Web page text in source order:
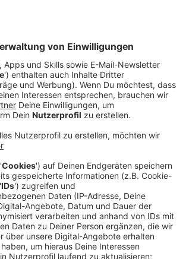
Wieso er sich selbst als
bezeichnet und warum seine Oma
beim Reinhören!
11.08.2021 17:56
"nur" DJ zu sein? Wie ist die
den DJs hier aus dem
und legt wirklich jeder live auf? All